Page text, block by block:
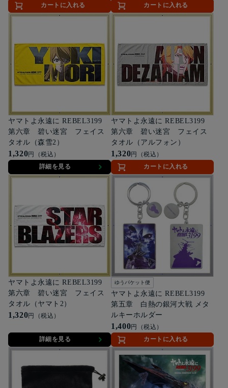
カートに入れる
カートに入れる
ヤマトよ永遠に REBEL3199
第六章 碧い迷宮 フェイス
タオル（森雪2）
1,320円（税込）
詳細を見る
ヤマトよ永遠に REBEL3199
第六章 碧い迷宮 フェイス
タオル（アルフォン）
1,320円（税込）
カートに入れる
ヤマトよ永遠に REBEL3199
第六章 碧い迷宮 フェイス
タオル（ヤマト2）
1,320円（税込）
詳細を見る
ゆうパケット便
ヤマトよ永遠に REBEL3199
第五章 白熱の銀河大戦 メタ
ルキーホルダー
1,400円（税込）
カートに入れる